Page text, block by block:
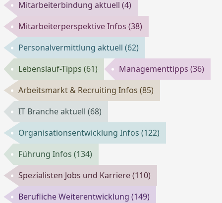
Mitarbeiterbindung aktuell(4)
Mitarbeiterperspektive Infos(38)
Personalvermittlung aktuell(62)
Lebenslauf-Tipps(61) Managementtipps(36)
Arbeitsmarkt & Recruiting Infos(85)
IT Branche aktuell(68)
Organisationsentwicklung Infos(122)
Führung Infos(134)
Spezialisten Jobs und Karriere(110)
Berufliche Weiterentwicklung(149)